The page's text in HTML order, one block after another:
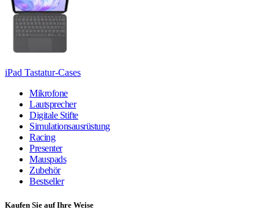
iPad Tastatur-Cases
Mikrofone
Lautsprecher
Digitale Stifte
Simulationsausrüstung
Racing
Presenter
Mauspads
Zubehör
Bestseller
Kaufen Sie auf Ihre Weise